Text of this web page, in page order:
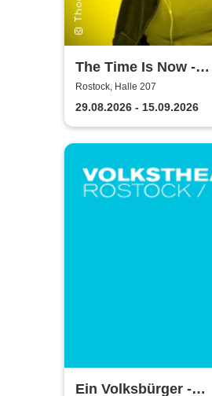
The Time Is Now -
Volkstheater Rostock
Rostock, Halle 207
29.08.2026 - 15.09.2026
Ein Volksbürger -